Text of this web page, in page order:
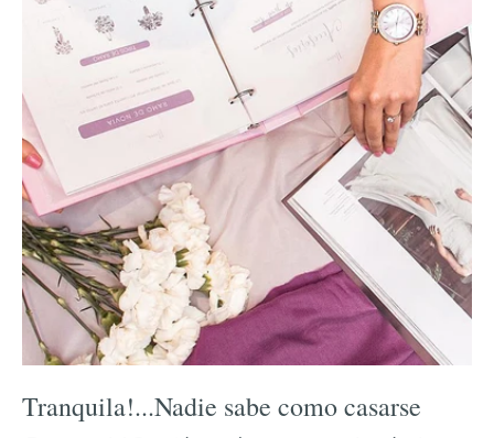
Tranquila!...Nadie sabe como casarse